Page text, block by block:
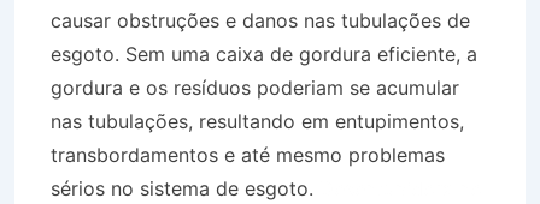
causar obstruções e danos nas tubulações de
esgoto. Sem uma caixa de gordura eficiente, a
gordura e os resíduos poderiam se acumular
nas tubulações, resultando em entupimentos,
transbordamentos e até mesmo problemas
sérios no sistema de esgoto.